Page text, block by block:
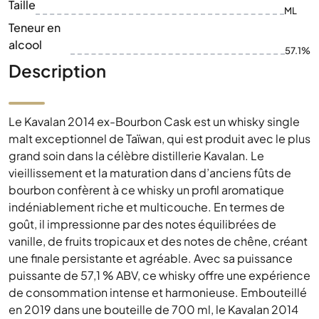
Taille ML
Teneur en
alcool
57.1%
Description
Le Kavalan 2014 ex-Bourbon Cask est un whisky single
malt exceptionnel de Taïwan, qui est produit avec le plus
grand soin dans la célèbre distillerie Kavalan. Le
vieillissement et la maturation dans d’anciens fûts de
bourbon confèrent à ce whisky un profil aromatique
indéniablement riche et multicouche. En termes de
goût, il impressionne par des notes équilibrées de
vanille, de fruits tropicaux et des notes de chêne, créant
une finale persistante et agréable. Avec sa puissance
puissante de 57,1 % ABV, ce whisky offre une expérience
de consommation intense et harmonieuse. Embouteillé
en 2019 dans une bouteille de 700 ml, le Kavalan 2014